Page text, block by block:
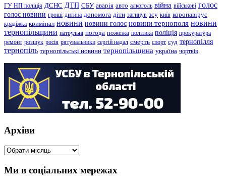
ГУ НП поліція ДСНС ДТП СБУ аварія авто алкоголь війна військові голос
голос новини гроші дитина допомога діти загинув зсу київ коронавірус
крадіжка кримінал новини новини голос новини тернополя новини
тернопільщини патрульні погода пожежа політика поліція прокуратура
ремонт розшук росія рятувальники сергій надал смерть спорт суд тернопілля
тернопіль тернопільські новини тернопільщина україна чортків
Архіви
Архіви
Ми в соціальних мережах